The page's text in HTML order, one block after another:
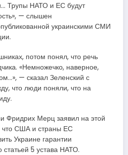
Трупы НАТО и ЕС будут
— слышен
украинскими СМИ
потом понял, что речь
«Немножечко, наверное,
— сказал Зеленский с
что люди поняли, что на
Фридрих Мерц заявил на этой
что США и страны ЕС
Украине гарантии
статьей 5 устава НАТО.